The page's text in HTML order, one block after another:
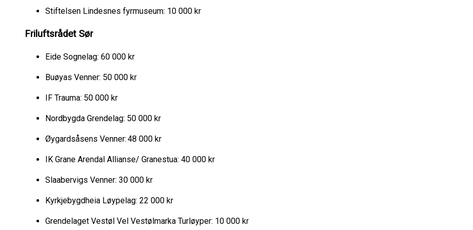
Stiftelsen Lindesnes fyrmuseum: 10 000 kr
Friluftsrådet Sør
Eide Sognelag: 60 000 kr
Buøyas Venner: 50 000 kr
IF Trauma: 50 000 kr
Nordbygda Grendelag: 50 000 kr
Øygardsåsens Venner: 48 000 kr
IK Grane Arendal Allianse/ Granestua: 40 000 kr
Slaabervigs Venner: 30 000 kr
Kyrkjebygdheia Løypelag: 22 000 kr
Grendelaget Vestøl Vel Vestølmarka Turløyper: 10 000 kr